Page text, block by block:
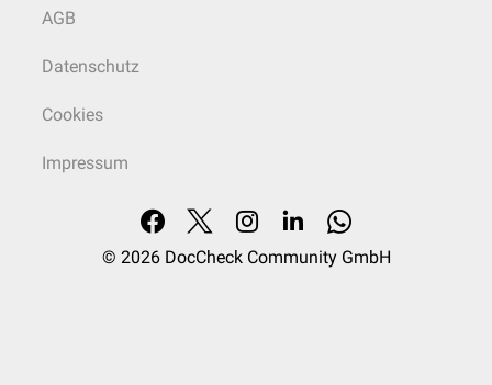
AGB
Datenschutz
Cookies
Impressum
© 2026 DocCheck Community GmbH